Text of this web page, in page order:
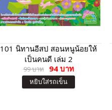
101 นิทานอีสป สอนหนูน้อยให้
เป็นคนดี เล่ม 2
99 บาท 94 บาท
หยิบใส่รถเข็น